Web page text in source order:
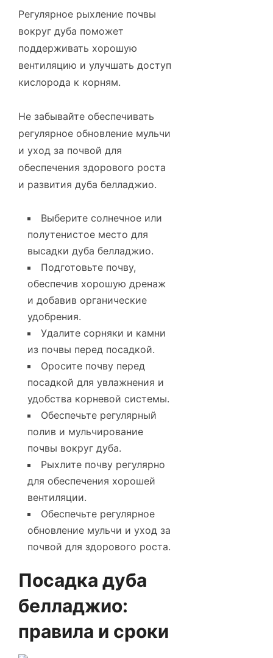
Регулярное рыхление почвы
вокруг дуба поможет
поддерживать хорошую
вентиляцию и улучшать доступ
кислорода к корням.
Не забывайте обеспечивать
регулярное обновление мульчи
и уход за почвой для
обеспечения здорового роста
и развития дуба белладжио.
Выберите солнечное или
полутенистое место для
высадки дуба белладжио.
Подготовьте почву,
обеспечив хорошую дренаж
и добавив органические
удобрения.
Удалите сорняки и камни
из почвы перед посадкой.
Оросите почву перед
посадкой для увлажнения и
удобства корневой системы.
Обеспечьте регулярный
полив и мульчирование
почвы вокруг дуба.
Рыхлите почву регулярно
для обеспечения хорошей
вентиляции.
Обеспечьте регулярное
обновление мульчи и уход за
почвой для здорового роста.
Посадка дуба
белладжио:
правила и сроки